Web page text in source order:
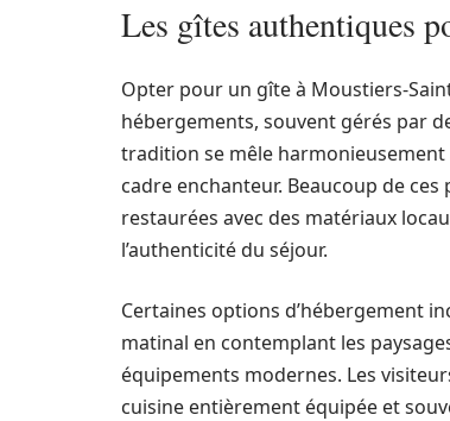
Les gîtes authentiques
Opter pour un gîte à Moustiers-
hébergements, souvent gérés par
tradition se mêle harmonieusement
cadre enchanteur. Beaucoup de
restaurées avec des matériaux
l’authenticité du séjour.
Certaines options d’hébergement
matinal en contemplant les
équipements modernes. Les
cuisine entièrement équipée et